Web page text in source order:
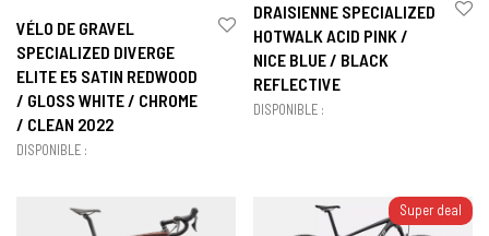
VÉLO DE GRAVEL
SPECIALIZED DIVERGE
ELITE E5 SATIN REDWOOD
/ GLOSS WHITE / CHROME
/ CLEAN 2022
DISPONIBLE :
DRAISIENNE SPECIALIZED
HOTWALK ACID PINK /
NICE BLUE / BLACK
REFLECTIVE
DISPONIBLE :
Super deal